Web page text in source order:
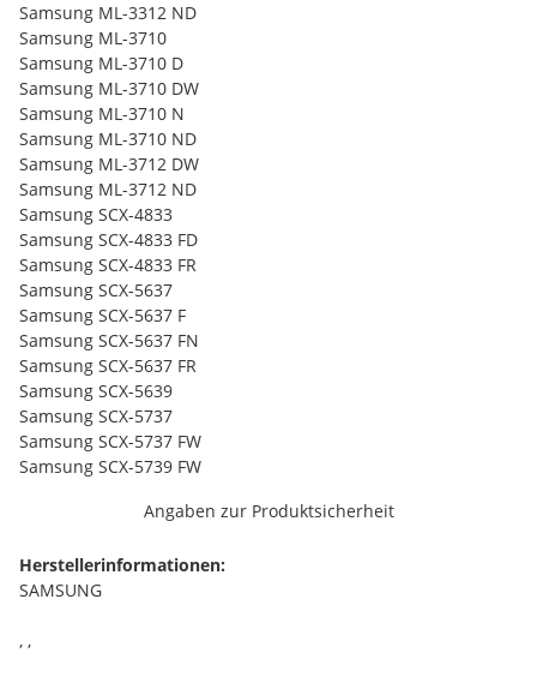
Samsung ML-3312 ND
Samsung ML-3710
Samsung ML-3710 D
Samsung ML-3710 DW
Samsung ML-3710 N
Samsung ML-3710 ND
Samsung ML-3712 DW
Samsung ML-3712 ND
Samsung SCX-4833
Samsung SCX-4833 FD
Samsung SCX-4833 FR
Samsung SCX-5637
Samsung SCX-5637 F
Samsung SCX-5637 FN
Samsung SCX-5637 FR
Samsung SCX-5639
Samsung SCX-5737
Samsung SCX-5737 FW
Samsung SCX-5739 FW
Angaben zur Produktsicherheit
Herstellerinformationen:
SAMSUNG
, ,